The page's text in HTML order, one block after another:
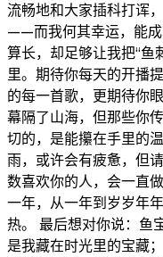
流畅地和大家插科打诨
——而我何其幸运，能成
算长，却足够让我把“鱼
里。期待你每天的开播
的每一首歌，更期待你
幕隔了山海，但那些你
切的，是能攥在手里的
雨，或许会有疲惫，但
数喜欢你的人，会一直
一年，从一年到岁岁年
热。 最后想对你说：鱼
是我藏在时光里的宝藏